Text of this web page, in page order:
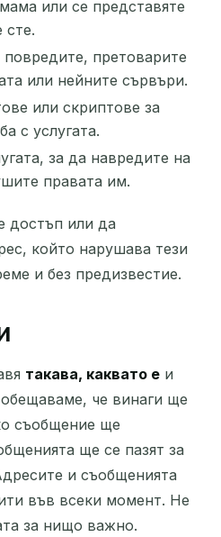
или се представяте
сте.
претоварите
или нейните сървъри.
или скриптове за
с услугата.
за да навредите на
правата им.
достъп или да
който нарушава тези
и без предизвестие.
такава, каквато е и
че винаги ще
съобщение ще
ще се пазят за
и съобщенията
във всеки момент. Не
за нищо важно.